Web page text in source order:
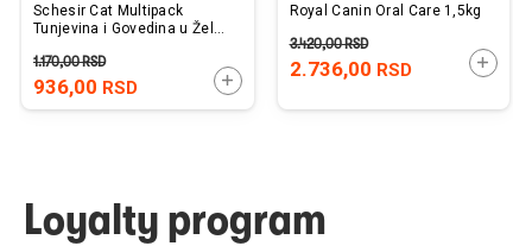
Schesir Cat Multipack
Tunjevina i Govedina u Želeu
936,00 RSD
1.170,00RSD
DODAJTE U KORPU
Royal Canin Oral Care 1,5kg
2.736,00 RSD
3.420,00RSD
Loyalty program